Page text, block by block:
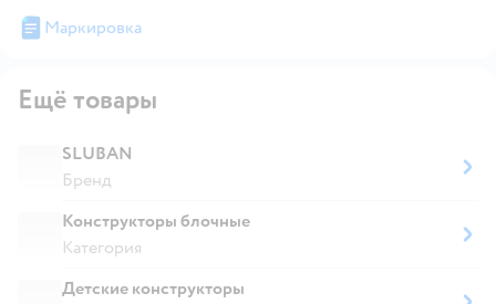
Маркировка
Ещё товары
SLUBAN
Бренд
Конструкторы блочные
Категория
Детские конструкторы